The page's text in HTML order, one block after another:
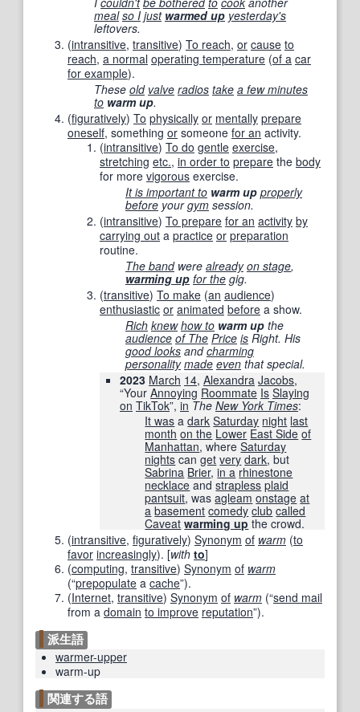
meal so I just warmed up yesterday's
leftovers.
(intransitive, transitive) To reach, or cause to
reach, a normal operating temperature (of a car
for example).
These old valve radios take a few minutes
to warm up.
(figuratively) To physically or mentally prepare
oneself, something or someone for an activity.
(intransitive) To do gentle exercise,
stretching etc., in order to prepare the body
for more vigorous exercise.
It is important to warm up properly
beforeyourgym session.
(intransitive) To prepare for an activity by
carrying out a practice or preparation
routine.
The bandwere already on stage,
warming up for the gig.
(transitive) To make (an audience)
enthusiastic or animated before a show.
Rich knew how to warm up the
audience of The Price is Right. His
good looks andcharming
personality made even that special.
2023 March 14, Alexandra Jacobs,
“Your Annoying Roommate Is Slaying
on TikTok”,in The New York Times‎:
It was adark Saturday night last
month on the Lower East Side of
Manhattan, whereSaturday
nights canget very dark, but
Sabrina Brier,in a rhinestone
necklace andstrapless plaid
pantsuit, wasagleam onstage at
a basement comedy club called
Caveat warming up the crowd.
(intransitive, figuratively) Synonym of warm (to
favor increasingly). [with to]
(computing, transitive) Synonym of warm
(“prepopulate a cache”).
(Internet, transitive) Synonym of warm (“send mail
from a domain to improve reputation”).
派生語
warmer-upper
warm-up
関連する語